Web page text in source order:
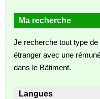
Ma recherche
Je recherche tout type
étranger avec une
dans le Bâtiment.
Langues